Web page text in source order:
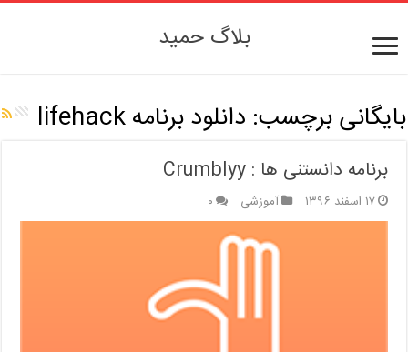
بلاگ حمید
بایگانی برچسب: دانلود برنامه lifehack
برنامه دانستنی ها : Crumblyy
۱۷ اسفند ۱۳۹۶ آموزشی ۰